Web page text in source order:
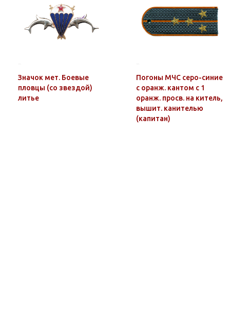
Значок мет. Боевые
пловцы (со звездой)
литье
Погоны МЧС серо-синие
с оранж. кантом с 1
оранж. просв. на китель,
вышит. канителью
(капитан)